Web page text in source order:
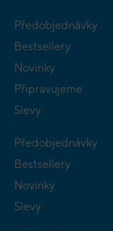
Předobjednávky
Bestsellery
Novinky
Připravujeme
Slevy
Předobjednávky
Bestsellery
Novinky
Slevy